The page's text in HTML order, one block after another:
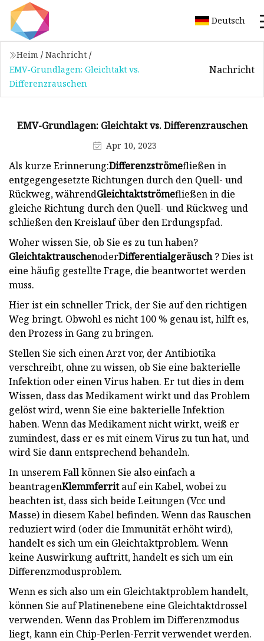
Deutsch
Heim / Nachricht /
EMV-Grundlagen: Gleichtakt vs.
Differenzrauschen
Nachricht
EMV-Grundlagen: Gleichtakt vs. Differenzrauschen
Apr 10, 2023
Als kurze Erinnerung:Differenzströmefließen in
entgegengesetzte Richtungen durch den Quell- und
Rückweg, währendGleichtaktströmefließen in die
gleiche Richtung durch den Quell- und Rückweg und
schließen den Kreislauf über den Erdungspfad.
Woher wissen Sie, ob Sie es zu tun haben?
GleichtaktrauschenoderDifferentialgeräusch? Dies ist
eine häufig gestellte Frage, die beantwortet werden
muss.
Hier ist ein schneller Trick, der Sie auf den richtigen
Weg bringt. Obwohl es nicht 100 % genau ist, hilft es,
den Prozess in Gang zu bringen.
Stellen Sie sich einen Arzt vor, der Antibiotika
verschreibt, ohne zu wissen, ob Sie eine bakterielle
Infektion oder einen Virus haben. Er tut dies in dem
Wissen, dass das Medikament wirkt und das Problem
gelöst wird, wenn Sie eine bakterielle Infektion
haben. Wenn das Medikament nicht wirkt, weiß er
zumindest, dass er es mit einem Virus zu tun hat, und
wird Sie dann entsprechend behandeln.
In unserem Fall können Sie also einfach a
beantragenKlemmferritauf ein Kabel, wobei zu
beachten ist, dass sich beide Leitungen (Vcc und
Masse) in diesem Kabel befinden. Wenn das Rauschen
reduziert wird (oder die Immunität erhöht wird),
handelt es sich um ein Gleichtaktproblem. Wenn
keine Auswirkung auftritt, handelt es sich um ein
Differenzmodusproblem.
Wenn es sich also um ein Gleichtaktproblem handelt,
können Sie auf Platinenebene eine Gleichtaktdrossel
verwenden. Wenn das Problem im Differenzmodus
liegt, kann ein Chip-Perlen-Ferrit verwendet werden.